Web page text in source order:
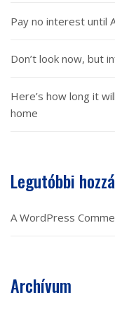
Pay no interest until
Don’t look now, but
Here’s how long it
home
Legutóbbi
A WordPress
Archívum